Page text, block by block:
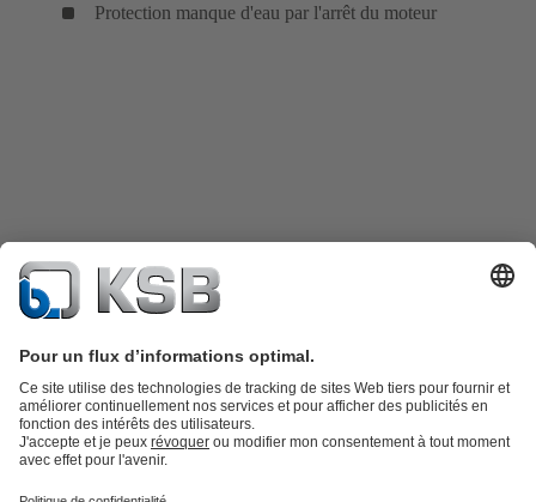
Protection manque d'eau par l'arrêt du moteur